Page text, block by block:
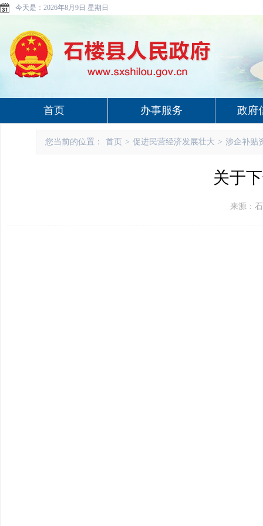
今天是： 2026年8月9日 星期日
首页 办事服务 政府
您当前的位置： 首页 > 促进民营经济发展壮大 > 涉企补贴
关于
来源：